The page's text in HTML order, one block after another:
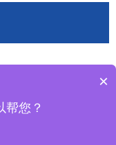
×
帮您？